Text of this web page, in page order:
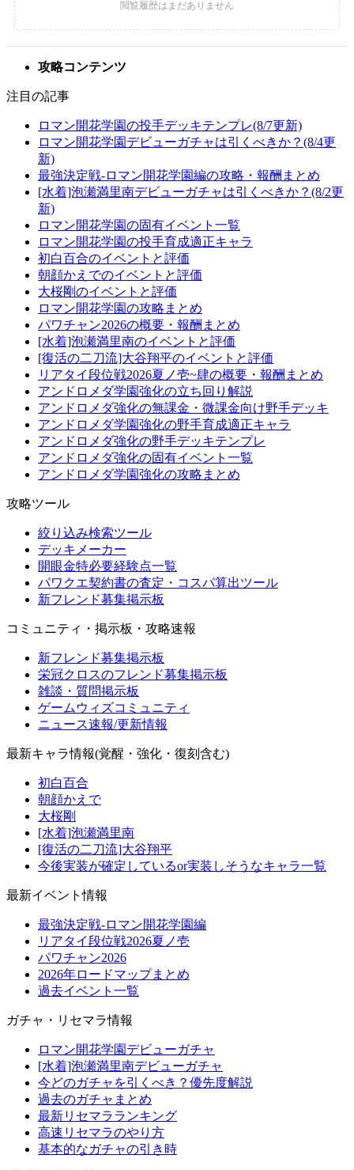
攻略コンテンツ
注目の記事
ロマン開花学園の投手デッキテンプレ(8/7更新)
ロマン開花学園デビューガチャは引くべきか？(8/4更
新)
最強決定戦-ロマン開花学園編の攻略・報酬まとめ
[水着]泡瀬満里南デビューガチャは引くべきか？(8/2更
新)
ロマン開花学園の固有イベント一覧
ロマン開花学園の投手育成適正キャラ
初白百合のイベントと評価
朝顔かえでのイベントと評価
大桜剛のイベントと評価
ロマン開花学園の攻略まとめ
パワチャン2026の概要・報酬まとめ
[水着]泡瀬満里南のイベントと評価
[復活の二刀流]大谷翔平のイベントと評価
リアタイ段位戦2026夏ノ壱~肆の概要・報酬まとめ
アンドロメダ学園強化の立ち回り解説
アンドロメダ強化の無課金・微課金向け野手デッキ
アンドロメダ学園強化の野手育成適正キャラ
アンドロメダ強化の野手デッキテンプレ
アンドロメダ強化の固有イベント一覧
アンドロメダ学園強化の攻略まとめ
攻略ツール
絞り込み検索ツール
デッキメーカー
開眼金特必要経験点一覧
パワクエ契約書の査定・コスパ算出ツール
新フレンド募集掲示板
コミュニティ・掲示板・攻略速報
新フレンド募集掲示板
栄冠クロスのフレンド募集掲示板
雑談・質問掲示板
ゲームウィズコミュニティ
ニュース速報/更新情報
最新キャラ情報(覚醒・強化・復刻含む)
初白百合
朝顔かえで
大桜剛
[水着]泡瀬満里南
[復活の二刀流]大谷翔平
今後実装が確定しているor実装しそうなキャラ一覧
最新イベント情報
最強決定戦-ロマン開花学園編
リアタイ段位戦2026夏ノ壱
パワチャン2026
2026年ロードマップまとめ
過去イベント一覧
ガチャ・リセマラ情報
ロマン開花学園デビューガチャ
[水着]泡瀬満里南デビューガチャ
今どのガチャを引くべき？優先度解説
過去のガチャまとめ
最新リセマラランキング
高速リセマラのやり方
基本的なガチャの引き時